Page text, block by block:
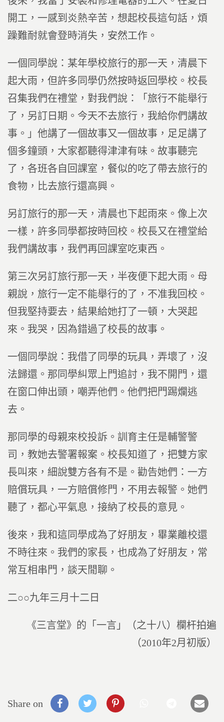
開工，一感到炎熱辛苦，想起校長這句話，煩
躁難耐就會登時消失，安然工作。
一個同學說：某年學校旅行的那一天，清晨下
起大雨，但許多同學仍然按時返回學校。校長
召集我們在禮堂，對我們說：「旅行不能舉行
了，另訂日期。今天不去旅行，我給你們講故
事。」他講了一個故事又一個故事，足足講了
個多鐘頭，大家都聽得津津有味。故事聽完
了，各班各自回課室，餐似的吃了帶去旅行的
食物，比去旅行還高興。
另訂旅行的那一天，清晨也下起雨來。像上次
一樣，許多同學都按時回校。校長又在禮堂給
我們講故事，我們再回課室吃東西。
第三次另訂旅行那一天，半夜便下起大雨。母
親說，旅行一定不能舉行的了，不准我回校。
但我堅持要去，結果給她打了一頓，大哭起
來。我哭，因為錯過了校長的故事。
一個同學說：我借了同學的玩具，弄壞了，沒
法歸還。那同學糾眾上門追討，我不開門，還
在窗口伸出頭，嘲弄他們。他們把門踢爛逃
去。
那同學的母親來校投訴。訓育主任是輔警警
司，教她去警署報案。校長知道了，把雙方家
長叫來，細說雙方各有不是。勸告她們：一方
賠償玩具，一方賠償修門，不用去報警。她們
聽了，都心平氣息，接納了校長的意見。
後來，我和這同學成為了好朋友，畢業離校還
不時往來。我們的家長，也成為了好朋友，常
常互相串門，談天閒聊。
二○○九年三月十二日
《三言堂》的「一言」（之十八）欄杆拍遍
（2010年2月初版）
Share on